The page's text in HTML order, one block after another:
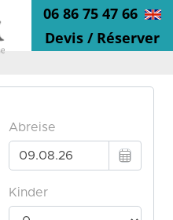
06 86 75 47 66
Devis / Réserver